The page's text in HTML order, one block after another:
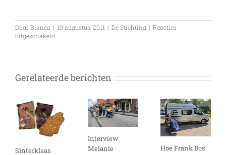
DoorBianca | 10 augustus, 2011 | De Stichting | Reacties
uitgeschakeld
Reflexen
Gerelateerde berichten
Sinterklaas
Interview
Melanie
Hoe Frank Bos